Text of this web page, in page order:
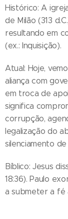
Histórico: A
de Milão (313
resultando em
(ex.: Inquisição).
Atual: Hoje,
aliança com
em troca de
significa
corrupção,
legalização do
silenciamento de
Bíblico: Jesus
18:36). Paulo
a submeter a fé